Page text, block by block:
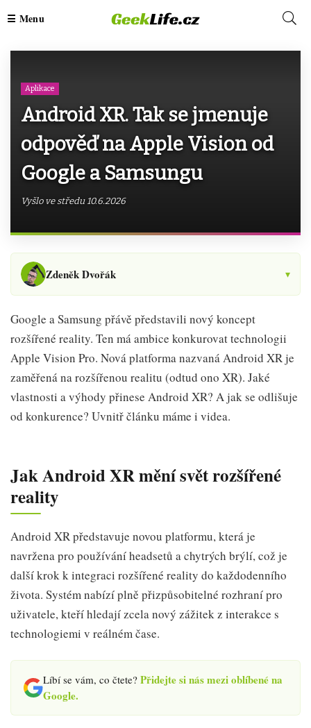
Aplikace
Android XR. Tak se jmenuje
odpověď na Apple Vision od
Google a Samsungu
Vyšlo ve středu 10.6.2026
Zdeněk Dvořák ▾
Google a Samsung přávě představili nový koncept
rozšířené reality. Ten má ambice konkurovat technologii
Apple Vision Pro. Nová platforma nazvaná Android XR je
zaměřená na rozšířenou realitu (odtud ono XR). Jaké
vlastnosti a výhody přinese Android XR? A jak se odlišuje
od konkurence? Uvnitř článku máme i videa.
Jak Android XR mění svět rozšířené
reality
Android XR představuje novou platformu, která je
navržena pro používání headsetů a chytrých brýlí, což je
další krok k integraci rozšířené reality do každodenního
života. Systém nabízí plně přizpůsobitelné rozhraní pro
uživatele, kteří hledají zcela nový zážitek z interakce s
technologiemi v reálném čase.
Líbí se vám, co čtete? Přidejte si nás mezi oblíbené na
Google.